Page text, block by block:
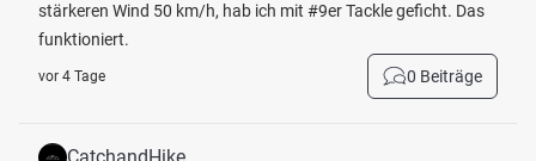
stärkeren Wind 50 km/h, hab ich mit #9er Tackle geficht. Das
funktioniert.
vor 4 Tage 0 Beiträge